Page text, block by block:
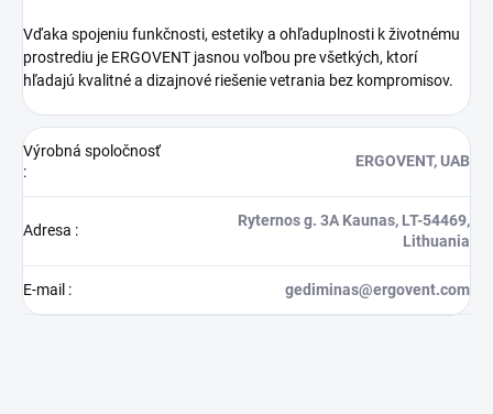
Vďaka spojeniu funkčnosti, estetiky a ohľaduplnosti k životnému
prostrediu je ERGOVENT jasnou voľbou pre všetkých, ktorí
hľadajú kvalitné a dizajnové riešenie vetrania bez kompromisov.
Výrobná spoločnosť
:
ERGOVENT, UAB
Adresa :
Ryternos g. 3A Kaunas, LT-54469,
Lithuania
E-mail : gediminas@ergovent.com